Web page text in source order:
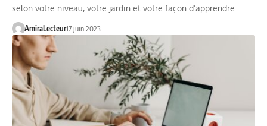
selon votre niveau, votre jardin et votre façon d’apprendre.
AmiraLecteur17 juin 2023